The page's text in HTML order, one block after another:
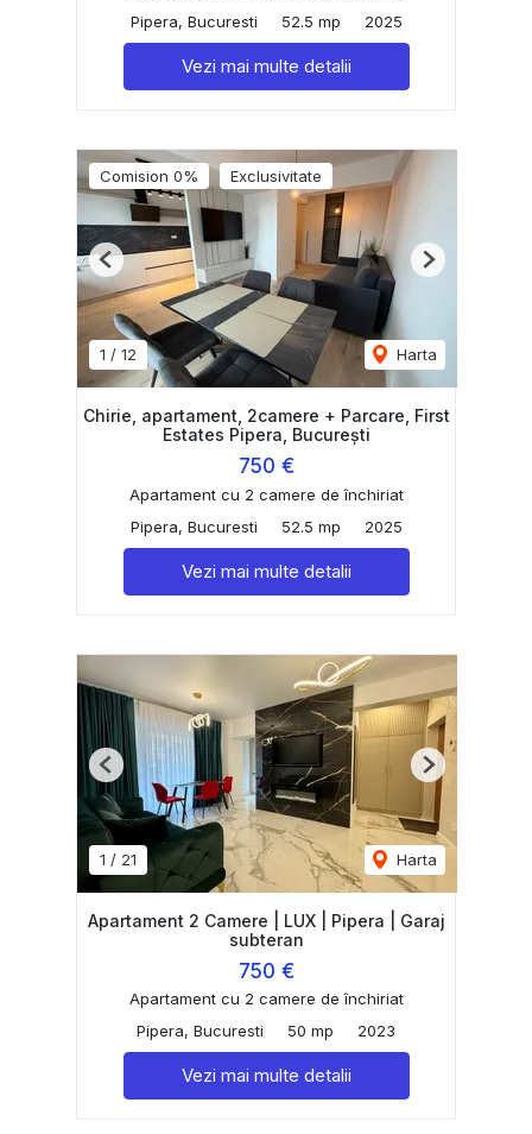
Pipera, Bucuresti
52.5 mp 2025
Vezi mai multe detalii
Comision 0% Exclusivitate
1 / 12 Harta
Previous Next
Chirie, apartament, 2camere + Parcare, First
Estates Pipera, București
750 €
Apartament cu 2 camere de închiriat
Pipera, Bucuresti
52.5 mp 2025
Vezi mai multe detalii
1 / 21 Harta
Previous Next
Apartament 2 Camere | LUX | Pipera | Garaj
subteran
750 €
Apartament cu 2 camere de închiriat
Pipera, Bucuresti
50 mp 2023
Vezi mai multe detalii